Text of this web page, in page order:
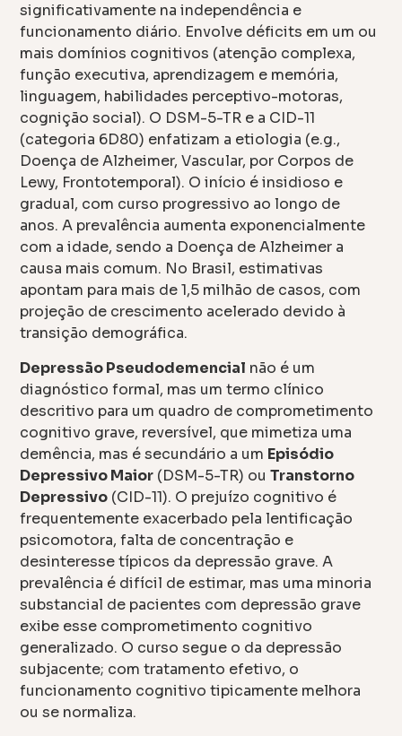
significativamente na independência e
funcionamento diário. Envolve déficits em um ou
mais domínios cognitivos (atenção complexa,
função executiva, aprendizagem e memória,
linguagem, habilidades perceptivo-motoras,
cognição social). O DSM-5-TR e a CID-11
(categoria 6D80) enfatizam a etiologia (e.g.,
Doença de Alzheimer, Vascular, por Corpos de
Lewy, Frontotemporal). O início é insidioso e
gradual, com curso progressivo ao longo de
anos. A prevalência aumenta exponencialmente
com a idade, sendo a Doença de Alzheimer a
causa mais comum. No Brasil, estimativas
apontam para mais de 1,5 milhão de casos, com
projeção de crescimento acelerado devido à
transição demográfica.
Depressão Pseudodemencial não é um
diagnóstico formal, mas um termo clínico
descritivo para um quadro de comprometimento
cognitivo grave, reversível, que mimetiza uma
demência, mas é secundário a um Episódio
Depressivo Maior (DSM-5-TR) ouTranstorno
Depressivo (CID-11). O prejuízo cognitivo é
frequentemente exacerbado pela lentificação
psicomotora, falta de concentração e
desinteresse típicos da depressão grave. A
prevalência é difícil de estimar, mas uma minoria
substancial de pacientes com depressão grave
exibe esse comprometimento cognitivo
generalizado. O curso segue o da depressão
subjacente; com tratamento efetivo, o
funcionamento cognitivo tipicamente melhora
ou se normaliza.